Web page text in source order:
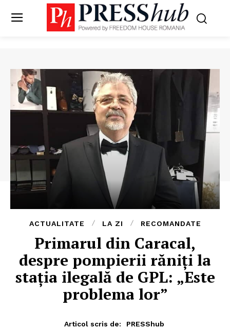
ACTUALITATE LA ZI RECOMANDATE
Primarul din Caracal,
despre pompierii răniți la
stația ilegală de GPL: „Este
problema lor”
Articol scris de:
PRESShub